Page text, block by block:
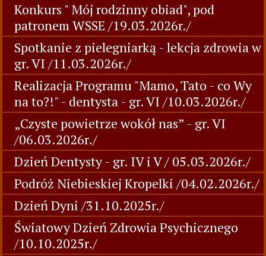
Konkurs " Mój rodzinny obiad", pod
patronem WSSE /19.03.2026r./
Spotkanie z pielegniarką - lekcja zdrowia w
gr. VI /11.03.2026r./
Realizacja Programu "Mamo, Tato - co Wy
na to?!" - dentysta - gr. VI /10.03.2026r./
„Czyste powietrze wokół nas” - gr. VI
/06.03.2026r./
Dzień Dentysty - gr. IV i V / 05.03.2026r./
Podróż Niebieskiej Kropelki /04.02.2026r./
Dzień Dyni /31.10.2025r./
Światowy Dzień Zdrowia Psychicznego
/10.10.2025r./